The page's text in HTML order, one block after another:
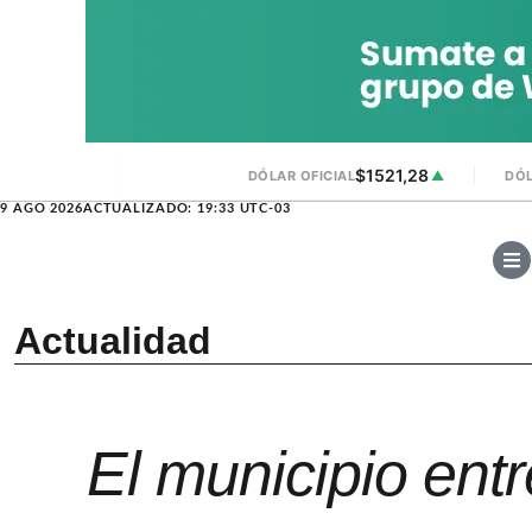
DÓLAR OFICIAL$1521,28 ▲
9 AGO 2026ACTUALIZADO: 19:33 UTC-03
Actualidad
El municipio